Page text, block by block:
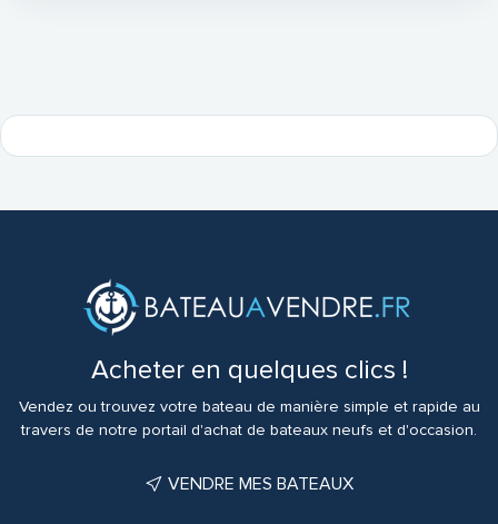
Acheter en quelques clics !
Vendez ou trouvez votre bateau de manière simple et rapide au
travers de notre portail d'achat de bateaux neufs et d'occasion.
VENDRE MES BATEAUX